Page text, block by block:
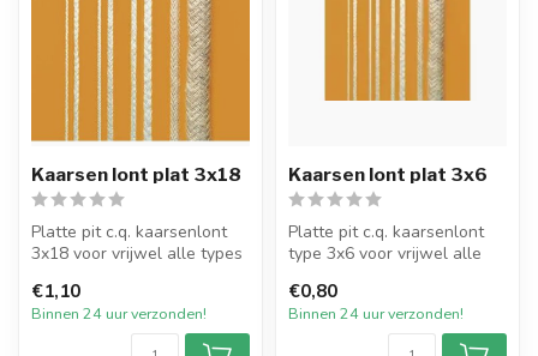
Kaarsen lont plat 3x18
Platte pit c.q. kaarsenlont
3x18 voor vrijwel alle types
€1,10
Binnen 24 uur verzonden!
Kaarsen lont plat 3x6
Platte pit c.q. kaarsenlont
type 3x6 voor vrijwel alle
€0,80
Binnen 24 uur verzonden!